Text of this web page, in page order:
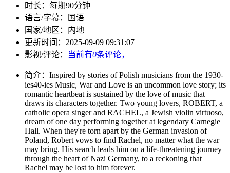
时长： 每期90分钟
语言/字幕：
国语
国家/地区： 内地
更新时间： 2025-09-09 09:31:07
影视/评论：
当前有0条评论，
简介： Inspired by stories of Polish musicians from the 1930-
ies40-ies Music, War and Love is an uncommon love story; its
romantic heartbeat is sustained by the love of music that
draws its characters together. Two young lovers, ROBERT, a
catholic opera singer and RACHEL, a Jewish violin virtuoso,
dream of one day performing together at legendary Carnegie
Hall. When they're torn apart by the German invasion of
Poland, Robert vows to find Rachel, no matter what the war
may bring. His search leads him on a life-threatening journey
through the heart of Nazi Germany, to a reckoning that
Rachel may be lost to him forever.